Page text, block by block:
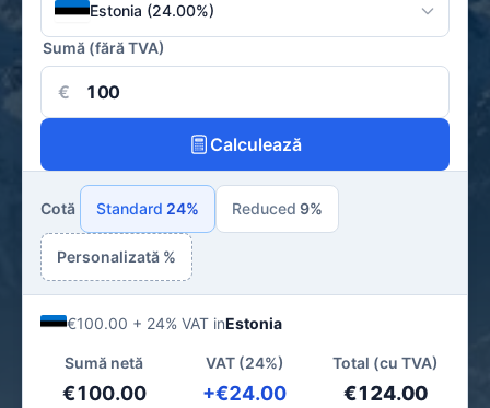
Estonia (24.00%)
Sumă (fără TVA)
€
Calculează
Cotă Standard 24% Reduced 9%
Personalizată %
€100.00 + 24% VAT inEstonia
Sumă netă
€100.00
VAT (24%)
+€24.00
Total (cu TVA)
€124.00